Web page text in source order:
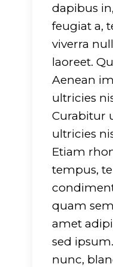
dapibus
feugiat a,
viverra
laoreet.
Aenean
ultricies
Curabitur
ultricies
Etiam
tempus,
quam
amet
sed
nunc,